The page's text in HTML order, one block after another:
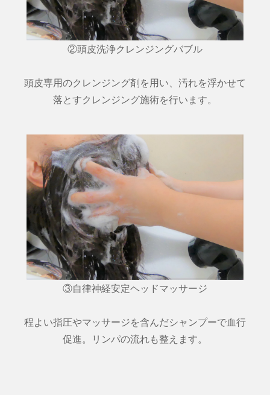
②頭皮洗浄クレンジングバブル
頭皮専用のクレンジング剤を用い、汚れを浮かせて
落とすクレンジング施術を行います。
③自律神経安定ヘッドマッサージ
程よい指圧やマッサージを含んだシャンプーで血行
促進。リンパの流れも整えます。